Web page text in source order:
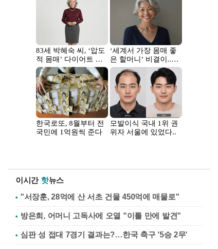
이시간 핫뉴스
"서장훈, 28억에 산 서초 건물 450억에 매물로"
방은희, 어머니 고독사에 오열 "이틀 만에 발견"
심판 성 접대 7경기 결과는?…한국 축구 '5승 2무'